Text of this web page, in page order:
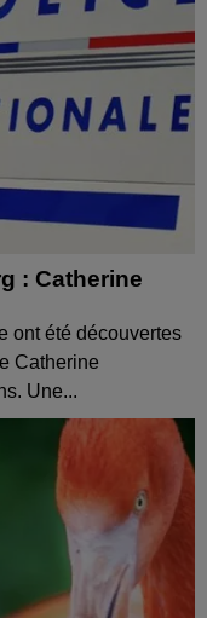
: Catherine
ont été découvertes
Catherine
Une...